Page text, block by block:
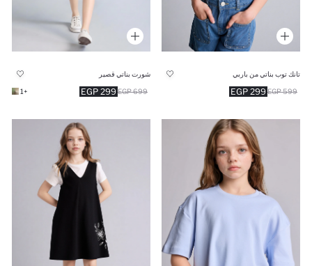
تانك توب بناتي من باربي
299 EGP 599 EGP
شورت بناتي قصير
299 EGP 699 EGP
+1